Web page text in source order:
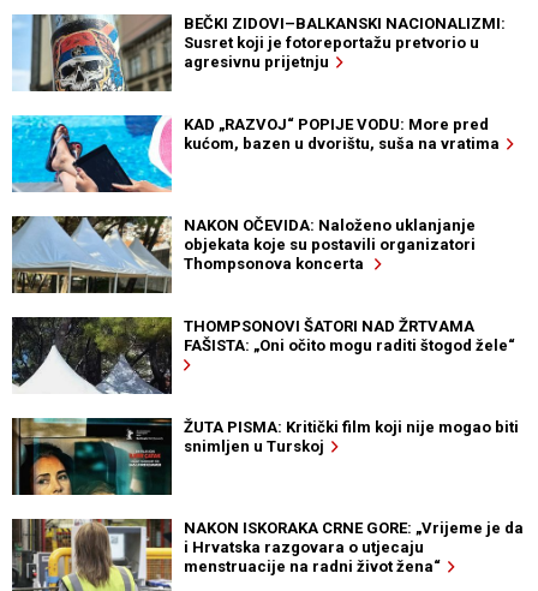
BEČKI ZIDOVI–BALKANSKI NACIONALIZMI:
Susret koji je fotoreportažu pretvorio u
agresivnu prijetnju
KAD „RAZVOJ“ POPIJE VODU: More pred
kućom, bazen u dvorištu, suša na vratima
NAKON OČEVIDA: Naloženo uklanjanje
objekata koje su postavili organizatori
Thompsonova koncerta
THOMPSONOVI ŠATORI NAD ŽRTVAMA
FAŠISTA: „Oni očito mogu raditi štogod žele“
ŽUTA PISMA: Kritički film koji nije mogao biti
snimljen u Turskoj
NAKON ISKORAKA CRNE GORE: „Vrijeme je da
i Hrvatska razgovara o utjecaju
menstruacije na radni život žena“